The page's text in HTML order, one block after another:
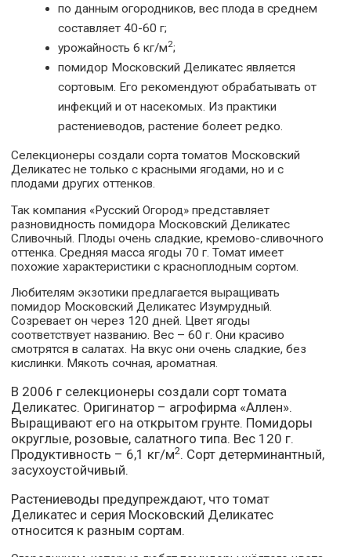
по данным огородников, вес плода в среднем
составляет 40-60 г;
урожайность 6 кг/м2;
помидор Московский Деликатес является
сортовым. Его рекомендуют обрабатывать от
инфекций и от насекомых. Из практики
растениеводов, растение болеет редко.
Селекционеры создали сорта томатов Московский
Деликатес не только с красными ягодами, но и с
плодами других оттенков.
Так компания «Русский Огород» представляет
разновидность помидора Московский Деликатес
Сливочный. Плоды очень сладкие, кремово-сливочного
оттенка. Средняя масса ягоды 70 г. Томат имеет
похожие характеристики с красноплодным сортом.
Любителям экзотики предлагается выращивать
помидор Московский Деликатес Изумрудный.
Созревает он через 120 дней. Цвет ягоды
соответствует названию. Вес – 60 г. Они красиво
смотрятся в салатах. На вкус они очень сладкие, без
кислинки. Мякоть сочная, ароматная.
В 2006 г селекционеры создали сорт томата
Деликатес. Оригинатор – агрофирма «Аллен».
Выращивают его на открытом грунте. Помидоры
округлые, розовые, салатного типа. Вес 120 г.
Продуктивность – 6,1 кг/м2. Сорт детерминантный,
засухоустойчивый.
Растениеводы предупреждают, что томат
Деликатес и серия Московский Деликатес
относится к разным сортам.